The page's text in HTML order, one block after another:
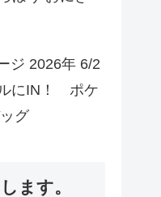
ジ 2026年 6/2
にIN！ ポケ
グ
ます。